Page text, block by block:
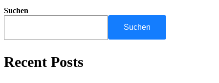
Suchen
Suchen
Recent Posts